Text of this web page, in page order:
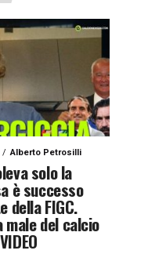
Alberto Petrosilli
solo la
è successo
della FIGC.
male del calcio